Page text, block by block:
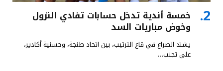
خمسة أندية تدخل حسابات تفادي النزول
وخوض مباريات السد
يشتد الصراع في قاع الترتيب، بين اتحاد طنجة، وحسنية أكادير،
على تجنب…